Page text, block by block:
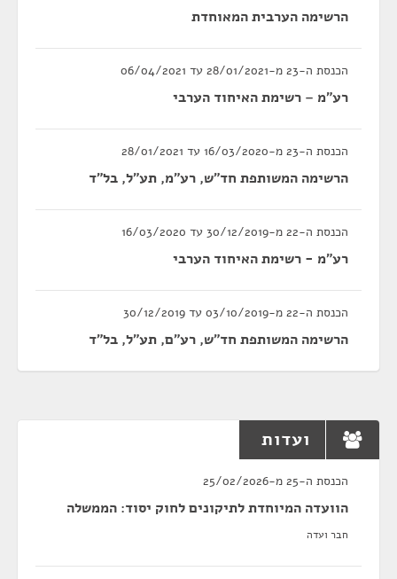
הרשימה הערבית המאוחדת
הכנסת ה-23 מ-28/01/2021 עד 06/04/2021
רע"מ – רשימת האיחוד הערבי
הכנסת ה-23 מ-16/03/2020 עד 28/01/2021
הרשימה המשותפת חד"ש, רע"מ, תע"ל, בל"ד
הכנסת ה-22 מ-30/12/2019 עד 16/03/2020
רע"מ - רשימת האיחוד הערבי
הכנסת ה-22 מ-03/10/2019 עד 30/12/2019
הרשימה המשותפת חד"ש, רע"ם, תע"ל, בל"ד
ועדות
הכנסת ה-25 מ-25/02/2026
הוועדה המיוחדת לתיקונים לחוק יסוד: הממשלה
חבר ועדה